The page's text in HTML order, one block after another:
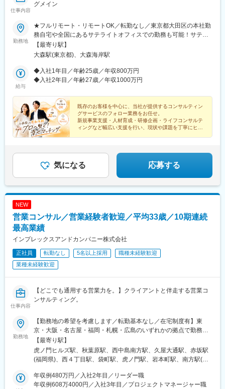
研修では1か月半～2か月の期間にて当社独自の分析方法を習得し
習得、データ可視化ツール（tableau）の習得を目指し研修を受け
ていただきます。
研修後は疑似プロジェクトにて経験を積んでいただくか、実際の
プロジェクトへのアサインとなります。
研修の流れ（一例）
・データベースを扱うためのSQL
・データの取り扱い方法
・BIツール（Tableau）を活用したデータの可視化 等
■チーム内コミュニケーションについて
情報交換の場としてチーム内でシェア会を実施しています。直近
のプロジェクト内容や、発表者が直近興味がある技術などについ
場として活用されています。
ディレクター含め合計15名、平均年齢は約33歳です。チームリー
ダーは前職化学系メーカーの研究職。その他、理系学部や大学
仕事内容
グメイン
勤務地
★フルリモート・リモートOK／転勤なし／東京都大田区の本社勤
務自宅や全国にあるサテライトオフィスでの勤務も可能！サテラ
イトオフィスは駅から徒歩5分ほどの立地で好アクセス！好きな場
所を選んで、自由にテレワークもできます。居住はどこでもOK！
【最寄り駅】
大森駅(東京都)、大森海岸駅
給与
◆入社1年目／年齢25歳／年収800万円
◆入社2年目／年齢27歳／年収1000万円
既存のお客様を中心に、当社が提供するコンサルティン
グサービスのフォロー業務をお任せ。
新規事業支援・人材育成・研修企画・ライフコンサルテ
ィングなど幅広い支援を行い、現状や課題を丁寧にヒア
気になる 応募する
NEW
営業コンサル／営業経験者歓迎／平均33歳／10期連続
最高業績
インプレックスアンドカンパニー株式会社
正社員 転勤なし 5名以上採用
職種未経験歓迎
業種未経験歓迎
仕事内容
【どこでも通用する営業力を。】クライアントと伴走する営業コ
ンサルティング。
勤務地
【勤務地の希望を考慮します／転勤基本なし／在宅制度有】東
京・大阪・名古屋・福岡・札幌・広島のいずれかの拠点で勤務◯
東京本社東京都港区虎ノ門1-23-1 虎ノ門ヒルズ森タワー18階受動
喫煙対策：あり（屋内禁煙 / 喫煙専用室あり)◯秋葉原営業所東京
都千代田区神田和泉町1-7-2 S-Glanzビル4階受動喫煙対策：あり
幌大手町ビル5階受動喫煙対策：あり（敷地内禁煙）◯名古屋営業
所愛知県名古屋市東区泉1-15-14 アルピニストビル6階受動喫煙対
【最寄り駅】
虎ノ門ヒルズ駅、秋葉原駅、西中島南方駅、久屋大通駅、赤坂駅
(福岡県)、西４丁目駅、袋町駅、虎ノ門駅、岩本町駅、南方駅(大
駅、末広町駅(東京都)、新大阪駅、栄駅(愛知県)、西鉄福岡駅、狸
小路駅、中電前駅
年収例480万円／入社2年目／リーダー職
年収例608万4000円／入社3年目／プロジェクトマネージャー職